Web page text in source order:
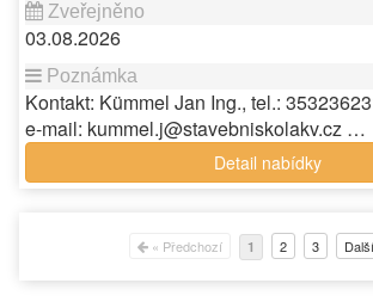
03.08.2026
Kontakt: Kümmel Jan Ing., tel.:
e-mail: kummel.j@stavebniskolakv.cz …
Detail nabídky
« Předchozí 1 2 3